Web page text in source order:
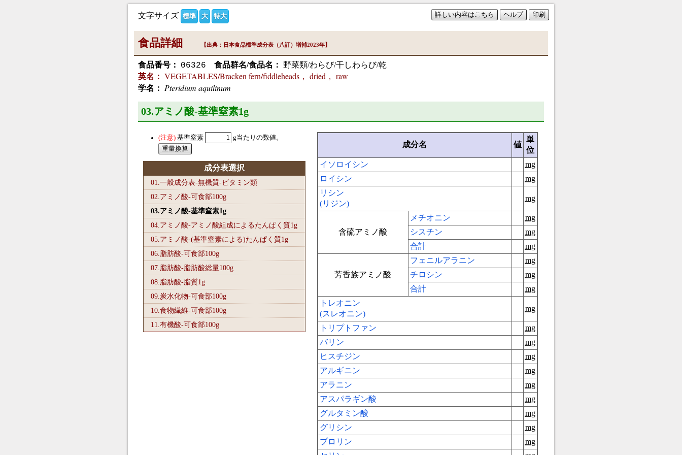
詳しい内容はこちら ヘルプ 印刷
文字サイズ 標準 大 特大
食品詳細 【出典：日本食品標準成分表（八訂）増補2023年】
食品番号： 06326 食品群名/食品名：
野菜類/わらび/干しわらび/乾
英名： VEGETABLES/Bracken fern/fiddleheads， dried， raw
学名： Pteridium aquilinum
03.アミノ酸-基準窒素1g
基準窒素 g当たりの数値。
成分表選択
01.一般成分表-無機質-ビタミン類
02.アミノ酸-可食部100g
03.アミノ酸-基準窒素1g
04.アミノ酸-アミノ酸組成によるたんぱく質1g
05.アミノ酸-(基準窒素による)たんぱく質1g
06.脂肪酸-可食部100g
07.脂肪酸-脂肪酸総量100g
08.脂肪酸-脂質1g
09.炭水化物-可食部100g
10.食物繊維-可食部100g
11.有機酸-可食部100g
成分名 値
単
位
イソロイシン
mg
ロイシン
mg
リシン
(リジン)
mg
含硫アミノ酸
メチオニン
mg
シスチン
mg
合計
mg
芳香族アミノ酸
フェニルアラニン
mg
チロシン
mg
合計
mg
トレオニン
(スレオニン)
mg
トリプトファン
mg
バリン
mg
ヒスチジン
mg
アルギニン
mg
アラニン
mg
アスパラギン酸
mg
グルタミン酸
mg
グリシン
mg
プロリン
mg